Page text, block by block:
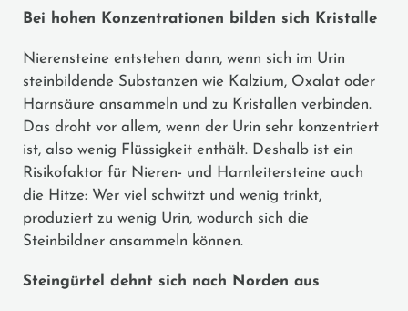
Bei hohen Konzentrationen bilden sich Kristalle
Nierensteine entstehen dann, wenn sich im Urin
steinbildende Substanzen wie Kalzium, Oxalat oder
Harnsäure ansammeln und zu Kristallen verbinden.
Das droht vor allem, wenn der Urin sehr konzentriert
ist, also wenig Flüssigkeit enthält. Deshalb ist ein
Risikofaktor für Nieren- und Harnleitersteine auch
die Hitze: Wer viel schwitzt und wenig trinkt,
produziert zu wenig Urin, wodurch sich die
Steinbildner ansammeln können.
Steingürtel dehnt sich nach Norden aus